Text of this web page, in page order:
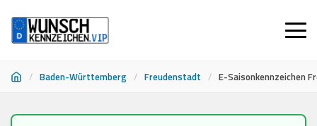
/ Baden-Württemberg / Freudenstadt / E-Saisonkennzeichen